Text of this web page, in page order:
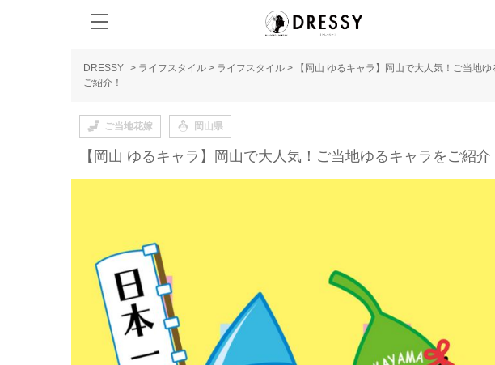
DRESSY > ライフスタイル > ライフスタイル >
【岡山 ゆるキャラ】岡山で大人気！ご当地ゆ
ご紹介！
ご当地花嫁 岡山県
【岡山 ゆるキャラ】岡山で大人気！ご当地ゆるキャラをご紹介